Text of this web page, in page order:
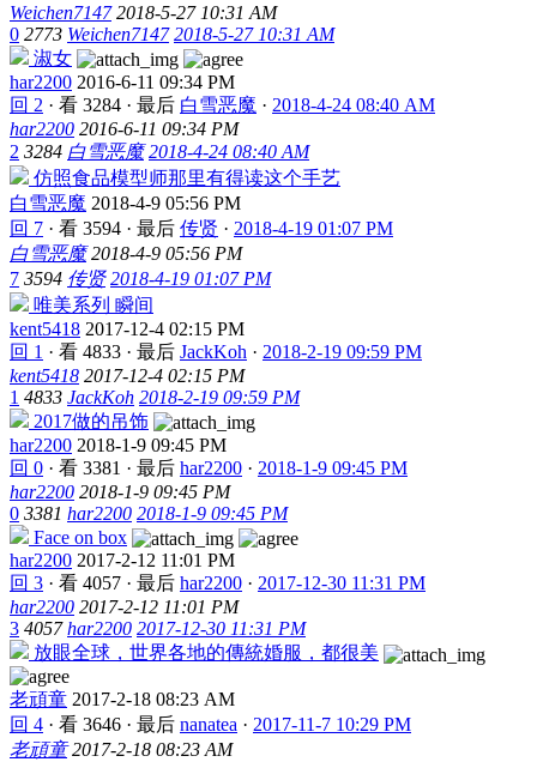
Weichen7147 2018-5-27 10:31 AM
0 2773 Weichen7147 2018-5-27 10:31 AM
淑女
har2200 2016-6-11 09:34 PM
回 2 · 看 3284 · 最后 白雪恶魔 · 2018-4-24 08:40 AM
har2200 2016-6-11 09:34 PM
2 3284 白雪恶魔 2018-4-24 08:40 AM
仿照食品模型师那里有得读这个手艺
白雪恶魔 2018-4-9 05:56 PM
回 7 · 看 3594 · 最后 传贤 · 2018-4-19 01:07 PM
白雪恶魔 2018-4-9 05:56 PM
7 3594 传贤 2018-4-19 01:07 PM
唯美系列 瞬间
kent5418 2017-12-4 02:15 PM
回 1 · 看 4833 · 最后 JackKoh · 2018-2-19 09:59 PM
kent5418 2017-12-4 02:15 PM
1 4833 JackKoh 2018-2-19 09:59 PM
2017做的吊饰
har2200 2018-1-9 09:45 PM
回 0 · 看 3381 · 最后 har2200 · 2018-1-9 09:45 PM
har2200 2018-1-9 09:45 PM
0 3381 har2200 2018-1-9 09:45 PM
Face on box
har2200 2017-2-12 11:01 PM
回 3 · 看 4057 · 最后 har2200 · 2017-12-30 11:31 PM
har2200 2017-2-12 11:01 PM
3 4057 har2200 2017-12-30 11:31 PM
放眼全球，世界各地的傳統婚服，都很美
老頑童 2017-2-18 08:23 AM
回 4 · 看 3646 · 最后 nanatea · 2017-11-7 10:29 PM
老頑童 2017-2-18 08:23 AM